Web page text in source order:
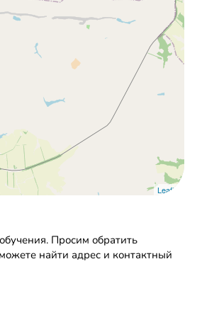
Leaflet
Просим обратить
найти адрес и контактный